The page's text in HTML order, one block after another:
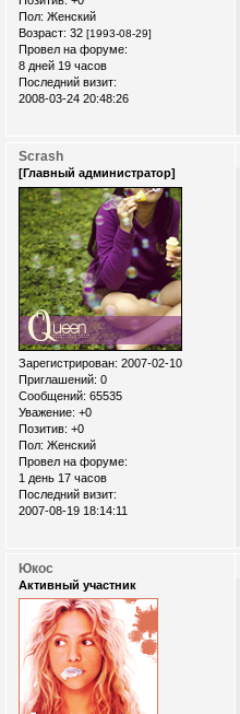
Пол: Женский
Возраст: 32 [1993-08-29]
Провел на форуме:
8 дней 19 часов
Последний визит:
2008-03-24 20:48:26
Scrash
[Главный администратор]
Зарегистрирован: 2007-02-10
Приглашений: 0
Сообщений: 65535
Уважение: +0
Позитив: +0
Пол: Женский
Провел на форуме:
1 день 17 часов
Последний визит:
2007-08-19 18:14:11
Юкос
Активный участник